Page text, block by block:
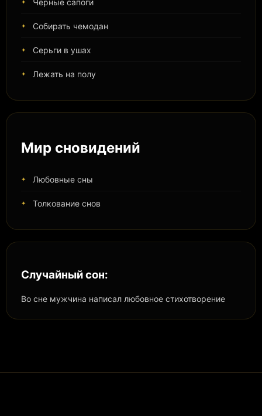
Собирать чемодан
Серьги в ушах
Лежать на полу
Мир сновидений
Любовные сны
Толкование снов
Случайный сон:
Во сне мужчина написал любовное стихотворение